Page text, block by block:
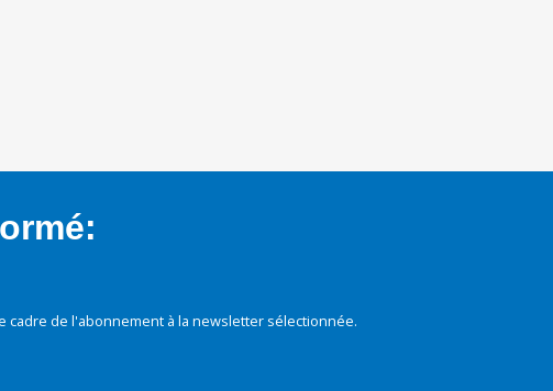
de l'abonnement à la newsletter sélectionnée.